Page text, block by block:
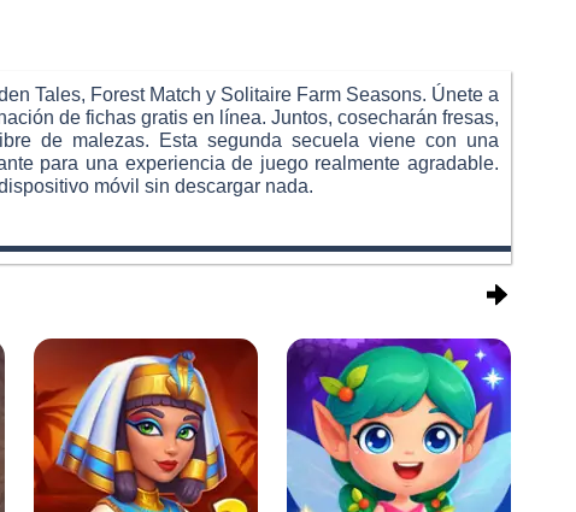
Tales, Forest Match y Solitaire Farm Seasons. Únete a
de fichas gratis en línea. Juntos, cosecharán fresas,
de malezas. Esta segunda secuela viene con una
para una experiencia de juego realmente agradable.
móvil sin descargar nada.